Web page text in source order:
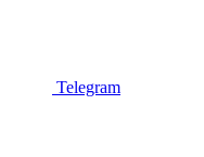
Telegram